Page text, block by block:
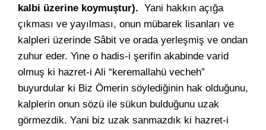
kalbi üzerine koymuştur). Yani hakkın açığa
çıkması ve yayılması, onun mübarek lisanları ve
kalpleri üzerinde Sâbit ve orada yerleşmiş ve ondan
zuhur eder. Yine o hadis-i şerifin akabinde varid
olmuş ki hazret-i Ali “keremallahü vecheh”
buyurdular ki Biz Ömerin söylediğinin hak olduğunu,
kalplerin onun sözü ile sükun bulduğunu uzak
görmezdik. Yani biz uzak sanmazdık ki hazret-i